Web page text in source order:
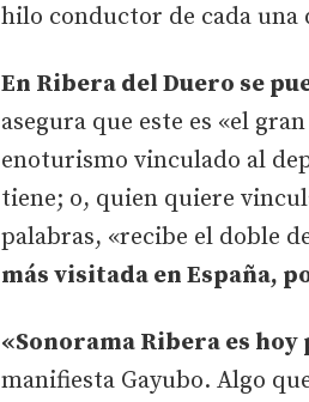
hilo conductor de cada una
En Ribera del Duero se
asegura que este es «el
enoturismo vinculado al
tiene; o, quien quiere
palabras, «recibe el doble
más visitada en España,
«Sonorama Ribera es
manifiesta Gayubo. Algo